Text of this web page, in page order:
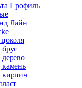
Профиль
Лайн
кирпич